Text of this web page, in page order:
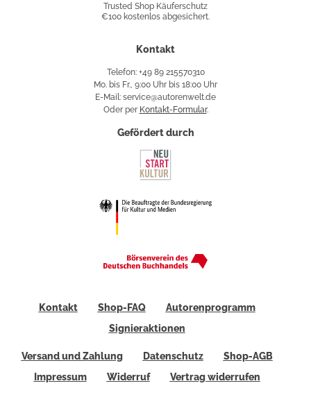
Käuferschutz
Trusted Shop Käuferschutz
€100 kostenlos abgesichert.
Kontakt
Telefon: +49 89 215570310
Mo. bis Fr., 9:00 Uhr bis 18:00 Uhr
E-Mail: service@autorenwelt.de
Oder per Kontakt-Formular.
Gefördert durch
Kontakt Shop-FAQ
Autorenprogramm
Signieraktionen
Versand und Zahlung Datenschutz
Shop-AGB
Impressum
Widerruf Vertrag widerrufen